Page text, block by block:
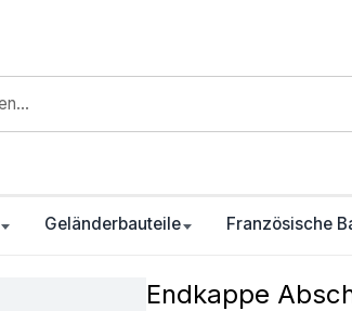
Geländerbauteile Französische
Endkappe